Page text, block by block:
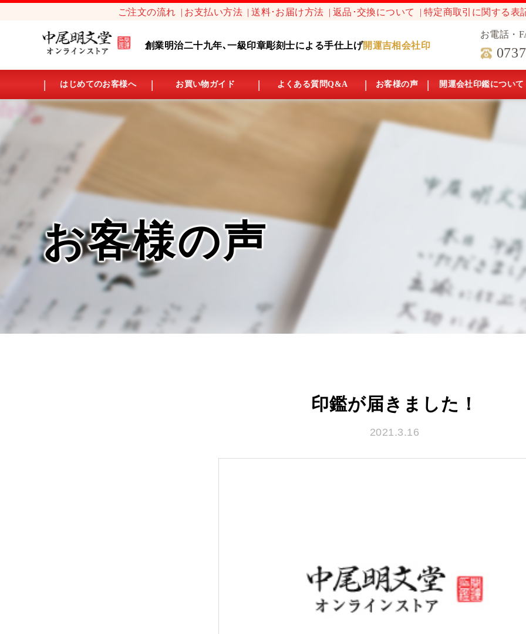
ご注文の流れ お支払い方法 送料･お届け方法 返品･交換について 特定商取引に関する表
創業明治二十九年､一級印章彫刻士による手仕上げ開運吉相会社印
お電話・
はじめてのお客様へ お買い物ガイド よくある質問Q&A お客様の声 開運会社印鑑について
お客様の声
印鑑が届きました！
2021.3.16